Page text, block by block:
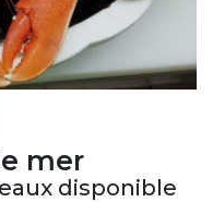
mer
disponible